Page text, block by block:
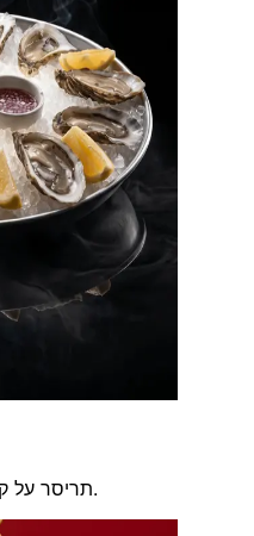
תריסר על קרח, מיניונט, לימון, מזרח+מערב.